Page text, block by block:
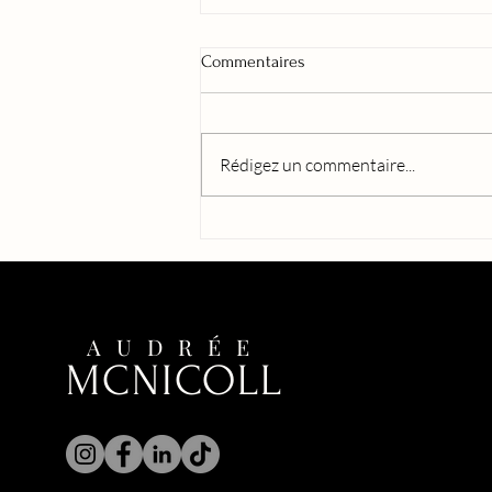
Commentaires
Rédigez un commentaire...
MCNICOLL
AUDRÉE